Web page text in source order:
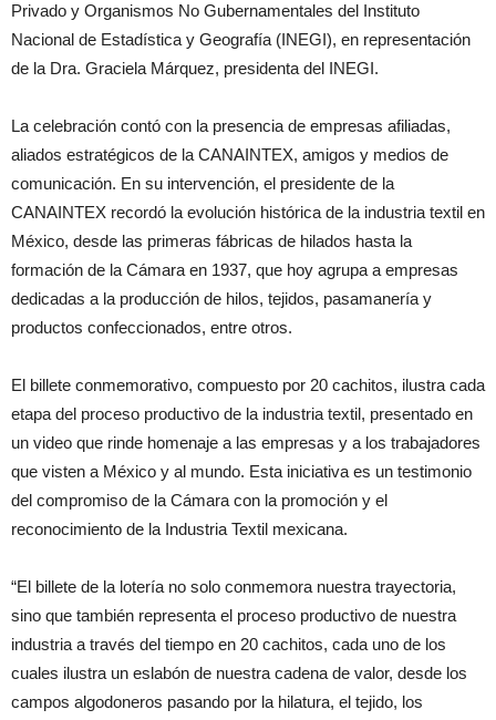
Privado y Organismos No Gubernamentales del Instituto
Nacional de Estadística y Geografía (INEGI), en representación
de la Dra. Graciela Márquez, presidenta del INEGI.
La celebración contó con la presencia de empresas afiliadas,
aliados estratégicos de la CANAINTEX, amigos y medios de
comunicación. En su intervención, el presidente de la
CANAINTEX recordó la evolución histórica de la industria textil en
México, desde las primeras fábricas de hilados hasta la
formación de la Cámara en 1937, que hoy agrupa a empresas
dedicadas a la producción de hilos, tejidos, pasamanería y
productos confeccionados, entre otros.
El billete conmemorativo, compuesto por 20 cachitos, ilustra cada
etapa del proceso productivo de la industria textil, presentado en
un video que rinde homenaje a las empresas y a los trabajadores
que visten a México y al mundo. Esta iniciativa es un testimonio
del compromiso de la Cámara con la promoción y el
reconocimiento de la Industria Textil mexicana.
“El billete de la lotería no solo conmemora nuestra trayectoria,
sino que también representa el proceso productivo de nuestra
industria a través del tiempo en 20 cachitos, cada uno de los
cuales ilustra un eslabón de nuestra cadena de valor, desde los
campos algodoneros pasando por la hilatura, el tejido, los